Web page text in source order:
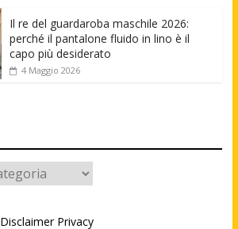
Il re del guardaroba maschile 2026:
perché il pantalone fluido in lino è il
capo più desiderato
4 Maggio 2026
Disclaimer Privacy